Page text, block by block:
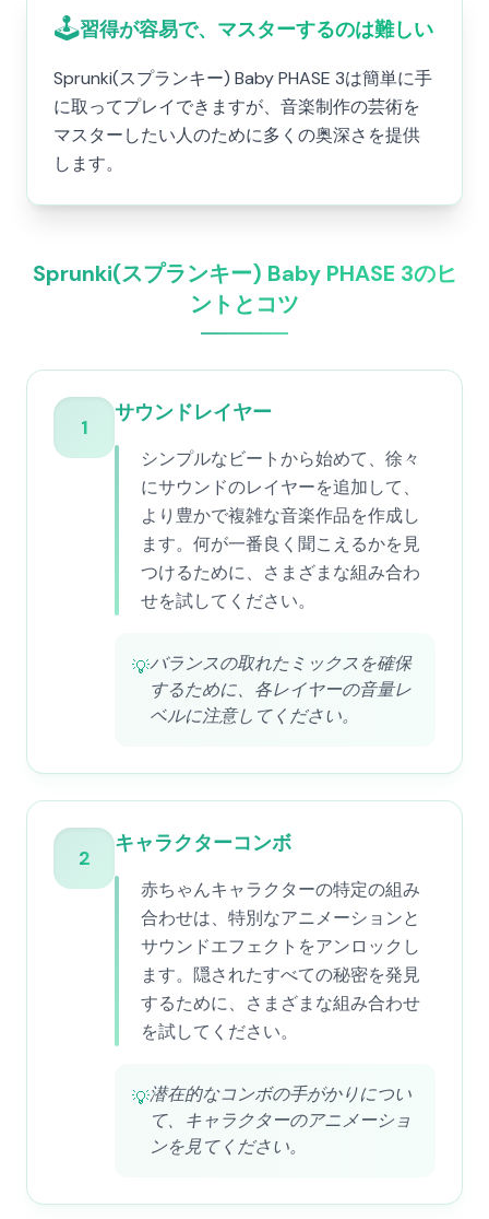
🕹️習得が容易で、マスターするのは難しい
Sprunki(スプランキー) Baby PHASE 3は簡単に手
に取ってプレイできますが、音楽制作の芸術を
マスターしたい人のために多くの奥深さを提供
します。
Sprunki(スプランキー) Baby PHASE 3のヒ
ントとコツ
1
サウンドレイヤー
シンプルなビートから始めて、徐々
にサウンドのレイヤーを追加して、
より豊かで複雑な音楽作品を作成し
ます。何が一番良く聞こえるかを見
つけるために、さまざまな組み合わ
せを試してください。
💡バランスの取れたミックスを確保
するために、各レイヤーの音量レ
ベルに注意してください。
2
キャラクターコンボ
赤ちゃんキャラクターの特定の組み
合わせは、特別なアニメーションと
サウンドエフェクトをアンロックし
ます。隠されたすべての秘密を発見
するために、さまざまな組み合わせ
を試してください。
💡潜在的なコンボの手がかりについ
て、キャラクターのアニメーショ
ンを見てください。